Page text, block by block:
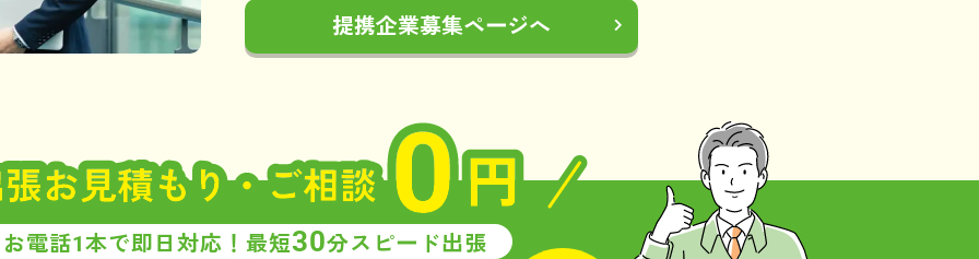
提携企業募集ページへ
お電話1本で即日対応！ 最短30分スピード出張